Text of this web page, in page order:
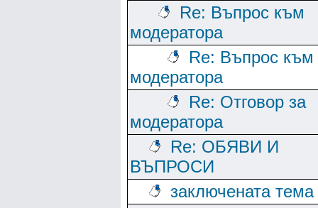
Re: Въпрос към
модератора
Re: Въпрос към
модератора
Re: Отговор за
модератора
Re: ОБЯВИ И
ВЪПРОСИ
заключената тема